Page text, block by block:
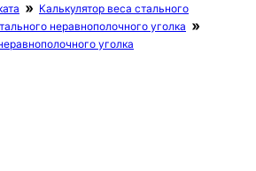
Калькулятор веса стального
неравнополочного уголка
уголка